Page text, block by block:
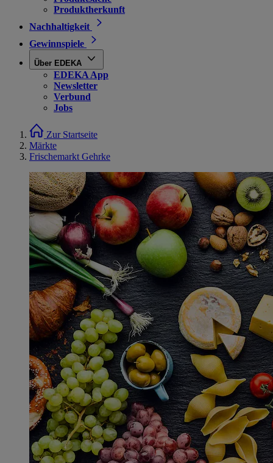
Produktherkunft
Nachhaltigkeit
Gewinnspiele
Über EDEKA
EDEKA App
Newsletter
Verbund
Jobs
Zur Startseite
Märkte
Frischemarkt Gehrke